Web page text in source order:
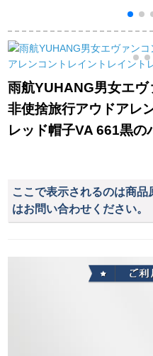
ほろの布の布のトラ
ートクの日よけの雨
をプリーズと风雪を
防ぐぐぐぐぐぐぐぐ
ぐと8*10メトルトル
の布の
幌の布の
のトラッ
の雨を防
雨を防い
た。5メ
*6メトル
雨航YUHANG男女エヴ
非使捨旅行アウドアレ
レッド帽子VA 661黒の
ここで表示されるのは商
はお問い合わせください。